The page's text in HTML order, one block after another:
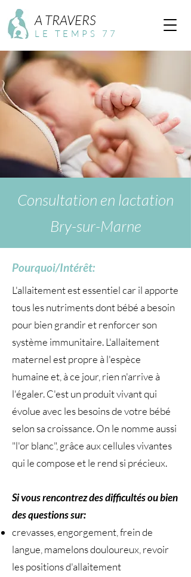
LE TEMPS 77
A TRAVERS
Consultation en lactation
Bry-sur-Marne
Pourquoi/Intérêt:
L'allaitement est essentiel car il apporte
tous les nutriments dont bébé a besoin
pour bien grandir et renforcer son
système immunitaire. L'allaitement
maternel est propre à l'espèce
humaine et, à ce jour, rien n'arrive à
l'égaler. C'est un produit vivant qui
évolue avec les besoins de votre bébé
selon sa croissance. On le nomme aussi
"l'or blanc", grâce aux cellules vivantes
qui le compose et le rend si précieux.
Si vous rencontrez des difficultés ou bien
des questions sur:
crevasses, engorgement, frein de
langue, mamelons douloureux, revoir
les positions d'allaitement